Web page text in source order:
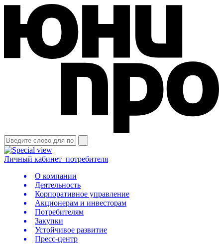
Личный кабинет потребителя
О компании
Деятельность
Корпоративное управление
Акционерам и инвесторам
Потребителям
Закупки
Устойчивое развитие
Пресс-центр